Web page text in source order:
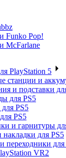
Funko Pop!
McFarlane
PlayStation 5
станции и
и подставки
для PS5
PS5
PS5
и гарнитуры
для PS5
переходники для
VR2